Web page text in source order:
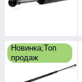
Новинка;Топ
продаж